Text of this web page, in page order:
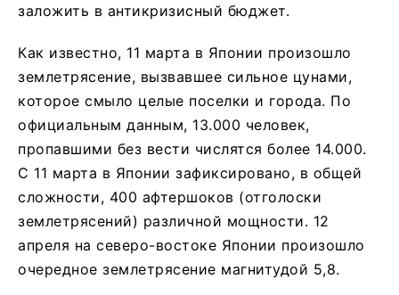
заложить в антикризисный бюджет.
Как известно, 11 марта в Японии произошло
землетрясение, вызвавшее сильное цунами,
которое смыло целые поселки и города. По
официальным данным, 13.000 человек,
пропавшими без вести числятся более 14.000.
С 11 марта в Японии зафиксировано, в общей
сложности, 400 афтершоков (отголоски
землетрясений) различной мощности. 12
апреля на северо-востоке Японии произошло
очередное землетрясение магнитудой 5,8.